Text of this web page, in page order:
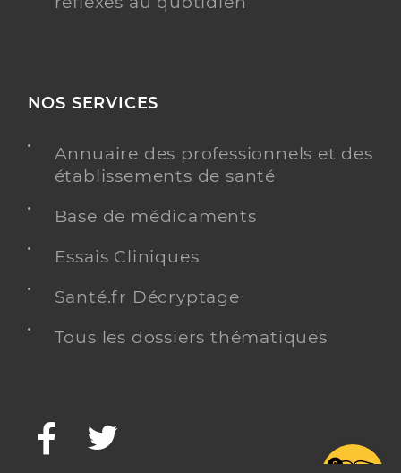
NOS SERVICES
Annuaire des professionnels et des
établissements de santé
Base de médicaments
Essais Cliniques
Santé.fr Décryptage
Tous les dossiers thématiques
Facebook